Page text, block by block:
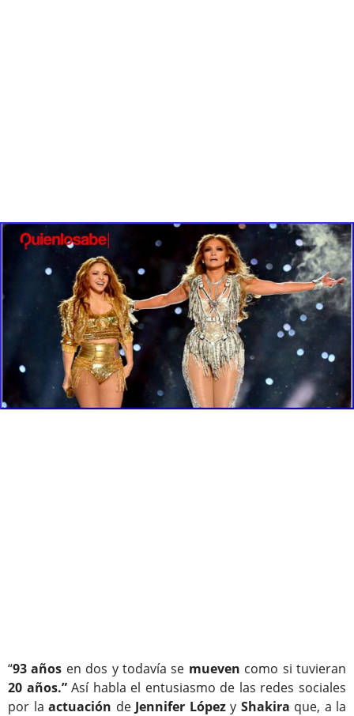
“93 años en dos y todavía se mueven como si tuvieran
20 años.”Así habla el entusiasmo de las redes sociales
por la actuación de Jennifer Lópezy Shakira que, a la